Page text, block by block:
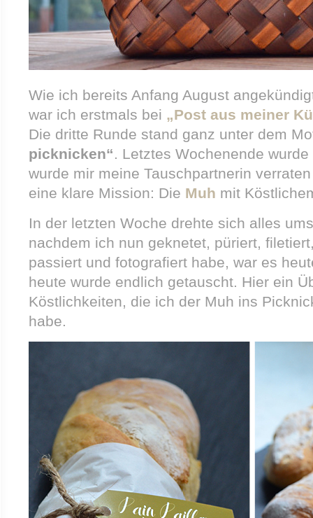
Wie ich bereits Anfang August
war ich erstmals bei „Post aus meiner
Die dritte Runde stand ganz unter dem
picknicken“. Letztes Wochenende
wurde mir meine Tauschpartnerin
eine klare Mission: Die Muh mit
In der letzten Woche drehte sich alles
nachdem ich nun geknetet, püriert,
passiert und fotografiert habe, war es
heute wurde endlich getauscht. Hier ein
Köstlichkeiten, die ich der Muh ins
habe.